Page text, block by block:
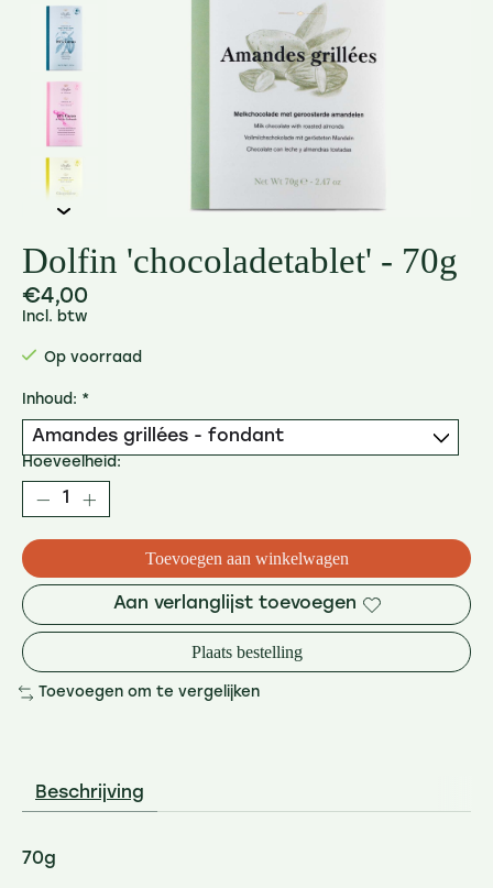
Dolfin 'chocoladetablet' - 70g
€4,00
Incl. btw
Op voorraad
Inhoud: *
Hoeveelheid:
Toevoegen aan winkelwagen
Aan verlanglijst toevoegen
Plaats bestelling
Toevoegen om te vergelijken
Beschrijving
70g